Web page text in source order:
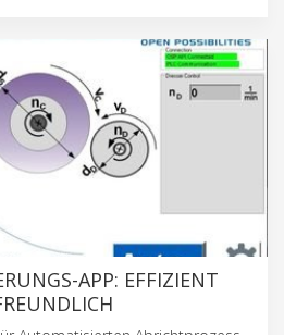
APP: EFFIZIENT